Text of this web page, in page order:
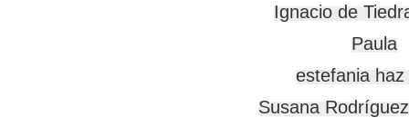
Ignacio de
Paula
estefania haz
Susana